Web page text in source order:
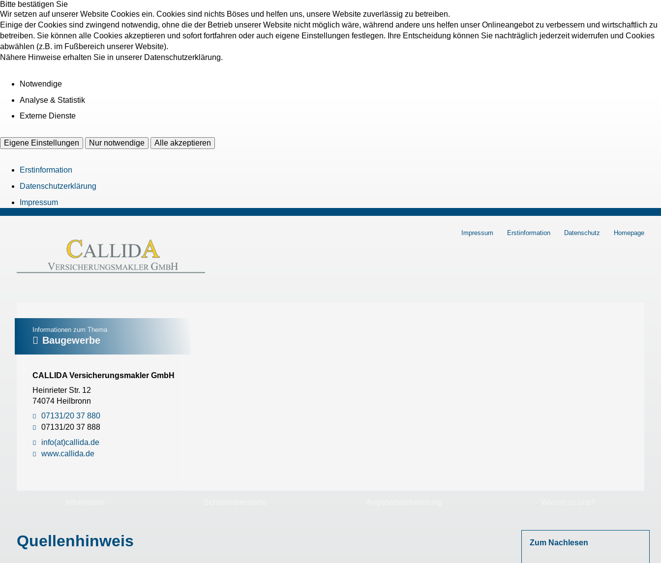
Bitte bestätigen Sie
Wir setzen auf unserer Website Cookies ein. Cookies sind nichts Böses und helfen uns, unsere Website zuverlässig zu betreiben.
Einige der Cookies sind zwingend notwendig, ohne die der Betrieb unserer Website nicht möglich wäre, während andere uns helfen unser Onlineangebot zu verbessern und wirtschaftlich zu
betreiben. Sie können alle Cookies akzeptieren und sofort fortfahren oder auch eigene Einstellungen festlegen. Ihre Entscheidung können Sie nachträglich jederzeit widerrufen und Cookies
abwählen (z.B. im Fußbereich unserer Website).
Nähere Hinweise erhalten Sie in unserer Datenschutzerklärung.
Notwendige
Analyse & Statistik
Externe Dienste
Eigene Einstellungen Nur notwendige Alle akzeptieren
Erstinformation
Datenschutzerklärung
Impressum
Impressum Erstinformation Datenschutz Homepage
Informationen zum Thema
Baugewerbe
CALLIDA Versicherungsmakler GmbH
Heinrieter Str. 12
74074 Heilbronn
07131/20 37 880
07131/20 37 888
info(at)callida.de
www.callida.de
Quellenhinweis Zum Nachlesen